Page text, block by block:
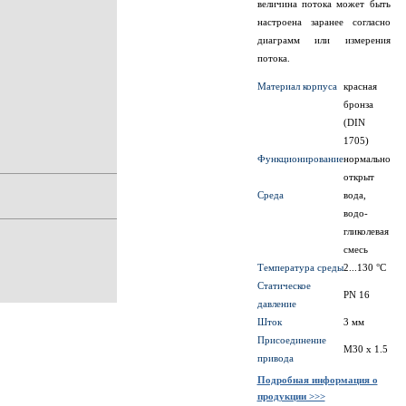
величина потока может быть
настроена заранее согласно
диаграмм или измерения
потока.
Материал корпуса
красная
бронза
(DIN
1705)
Функционированиенормально
открыт
Среда
вода,
водо-
гликолевая
смесь
Температура среды2...130 °С
Статическое
давление
PN 16
Шток
3 мм
Присоединение
привода
М30 х 1.5
Подробная информация о
продукции >>>